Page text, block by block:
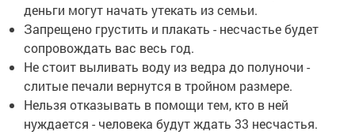
деньги могут начать утекать из семьи.
Запрещено грустить и плакать - несчастье будет
сопровождать вас весь год.
Не стоит выливать воду из ведра до полуночи -
слитые печали вернутся в тройном размере.
Нельзя отказывать в помощи тем, кто в ней
нуждается - человека будут ждать 33 несчастья.